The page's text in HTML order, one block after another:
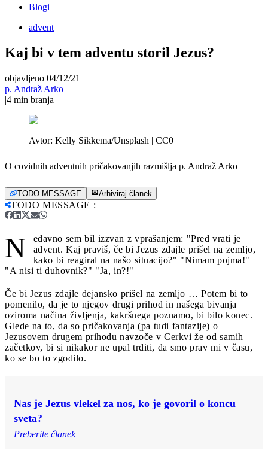
Blogi
advent
Kaj bi v tem adventu storil Jezus?
objavljeno 04/12/21 |
p. Andraž Arko
|4 min branja
Avtor: Kelly Sikkema/Unsplash | CC0
O covidnih adventnih pričakovanjih razmišlja p. Andraž Arko
TODO MESSAGE Arhiviraj članek
TODO MESSAGE :
N
edavno sem bil izzvan z vprašanjem: "Pred vrati je
advent. Kaj praviš, če bi Jezus zdajle prišel na zemljo,
kako bi reagiral na našo situacijo?" "Nimam pojma!"
"A nisi ti duhovnik?" "Ja, in?!"
Če bi Jezus zdajle dejansko prišel na zemljo … Potem bi to
pomenilo, da je to njegov drugi prihod in našega bivanja
oziroma načina življenja, kakršnega poznamo, bi bilo konec.
Glede na to, da so pričakovanja (pa tudi fantazije) o
Jezusovem drugem prihodu navzoče v Cerkvi že od samih
začetkov, bi si nikakor ne upal trditi, da smo prav mi v času,
ko se bo to zgodilo.
Nas je Jezus vlekel za nos, ko je govoril o koncu
sveta?
Preberite članek